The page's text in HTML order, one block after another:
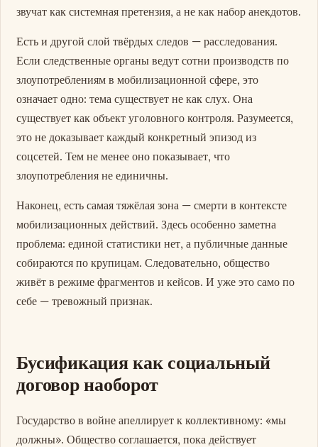
звучат как системная претензия, а не как набор анекдотов.
Есть и другой слой твёрдых следов — расследования.
Если следственные органы ведут сотни производств по
злоупотреблениям в мобилизационной сфере, это
означает одно: тема существует не как слух. Она
существует как объект уголовного контроля. Разумеется,
это не доказывает каждый конкретный эпизод из
соцсетей. Тем не менее оно показывает, что
злоупотребления не единичны.
Наконец, есть самая тяжёлая зона — смерти в контексте
мобилизационных действий. Здесь особенно заметна
проблема: единой статистики нет, а публичные данные
собираются по крупицам. Следовательно, общество
живёт в режиме фрагментов и кейсов. И уже это само по
себе — тревожный признак.
Бусификация как социальный
договор наоборот
Государство в войне апеллирует к коллективному: «мы
должны». Общество соглашается, пока действует